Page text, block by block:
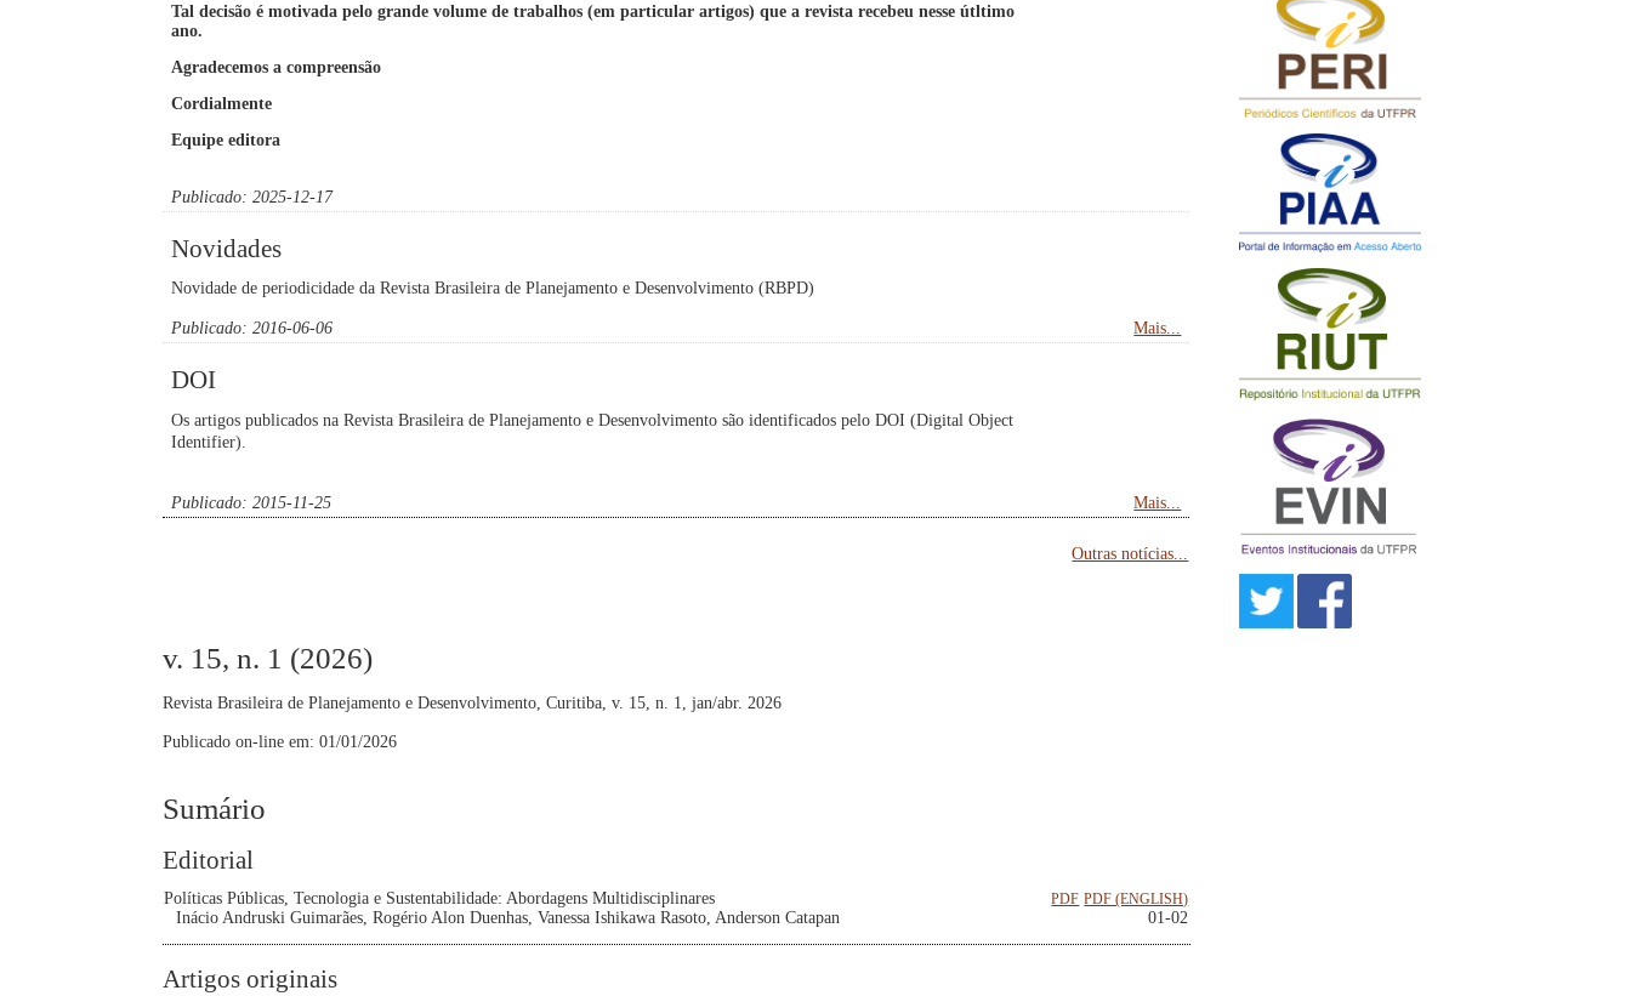
Tal decisão é motivada pelo grande volume de trabalhos (em particular artigos) que a revista recebeu nesse útltimo
ano.
Agradecemos a compreensão
Cordialmente
Equipe editora
Publicado: 2025-12-17
Novidades
Novidade de periodicidade da Revista Brasileira de Planejamento e Desenvolvimento (RBPD)
Publicado: 2016-06-06 Mais...
DOI
Os artigos publicados na Revista Brasileira de Planejamento e Desenvolvimento são identificados pelo DOI (Digital Object
Identifier).
Publicado: 2015-11-25 Mais...
Outras notícias...
v. 15, n. 1 (2026)
Revista Brasileira de Planejamento e Desenvolvimento, Curitiba, v. 15, n. 1, jan/abr. 2026
Publicado on-line em: 01/01/2026
Sumário
Editorial
Políticas Públicas, Tecnologia e Sustentabilidade: Abordagens Multidisciplinares
Inácio Andruski Guimarães, Rogério Alon Duenhas, Vanessa Ishikawa Rasoto, Anderson Catapan
PDF PDF (ENGLISH)
01-02
Artigos originais